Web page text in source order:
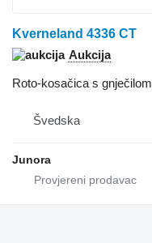
Kverneland 4336 CT
Aukcija
Roto-kosačica s gnječilom
Švedska
Junora